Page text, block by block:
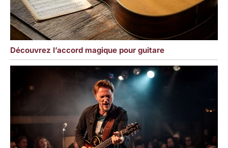
Découvrez l’accord magique pour guitare